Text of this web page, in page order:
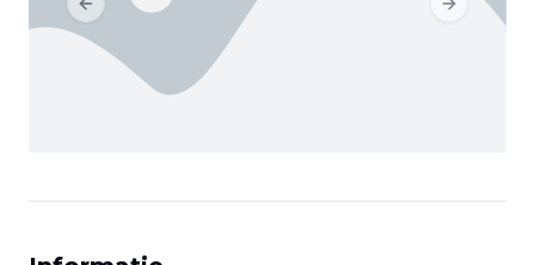
Previous slide Next slide